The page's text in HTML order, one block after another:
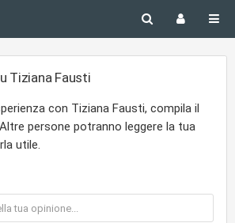
Tiziana Fausti
con Tiziana Fausti, compila il
persone potranno leggere la tua
utile.